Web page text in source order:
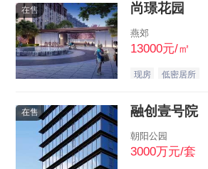
在售 尚璟花园
燕郊
13000元/㎡
现房 低密居所
在售 融创壹号院
朝阳公园
3000万元/套